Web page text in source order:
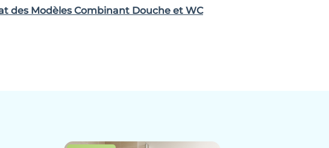
des Modèles Combinant Douche et WC